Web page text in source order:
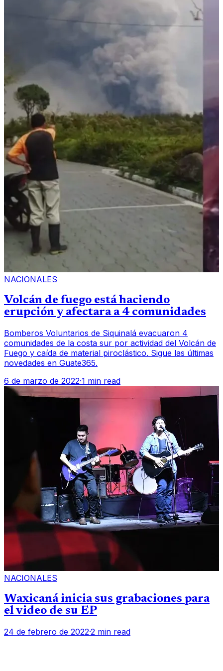
NACIONALES
Volcán de fuego está haciendo
erupción y afectara a 4 comunidades
Bomberos Voluntarios de Siquinalá evacuaron 4
comunidades de la costa sur por actividad del Volcán de
Fuego y caída de material piroclástico. Sigue las últimas
novedades en Guate365.
6 de marzo de 2022·1 min read
NACIONALES
Waxicaná inicia sus grabaciones para
el video de su EP
24 de febrero de 2022·2 min read